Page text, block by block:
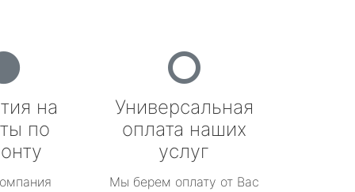
на
по
Универсальная
оплата наших
услуг
Мы берем оплату от Вас